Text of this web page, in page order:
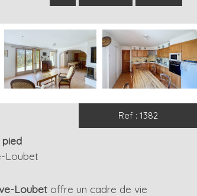
Ref : 1382
Loubet
Loubet offre un cadre de vie